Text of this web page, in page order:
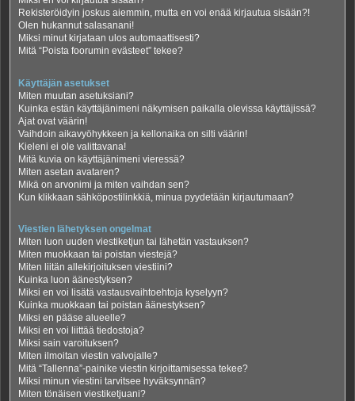
Rekisteröidyin joskus aiemmin, mutta en voi enää kirjautua sisään?!
Olen hukannut salasanani!
Miksi minut kirjataan ulos automaattisesti?
Mitä “Poista foorumin evästeet” tekee?
Käyttäjän asetukset
Miten muutan asetuksiani?
Kuinka estän käyttäjänimeni näkymisen paikalla olevissa käyttäjissä?
Ajat ovat väärin!
Vaihdoin aikavyöhykkeen ja kellonaika on silti väärin!
Kieleni ei ole valittavana!
Mitä kuvia on käyttäjänimeni vieressä?
Miten asetan avataren?
Mikä on arvonimi ja miten vaihdan sen?
Kun klikkaan sähköpostilinkkiä, minua pyydetään kirjautumaan?
Viestien lähetyksen ongelmat
Miten luon uuden viestiketjun tai lähetän vastauksen?
Miten muokkaan tai poistan viestejä?
Miten liitän allekirjoituksen viestiini?
Kuinka luon äänestyksen?
Miksi en voi lisätä vastausvaihtoehtoja kyselyyn?
Kuinka muokkaan tai poistan äänestyksen?
Miksi en pääse alueelle?
Miksi en voi liittää tiedostoja?
Miksi sain varoituksen?
Miten ilmoitan viestin valvojalle?
Mitä “Tallenna”-painike viestin kirjoittamisessa tekee?
Miksi minun viestini tarvitsee hyväksynnän?
Miten tönäisen viestiketjuani?